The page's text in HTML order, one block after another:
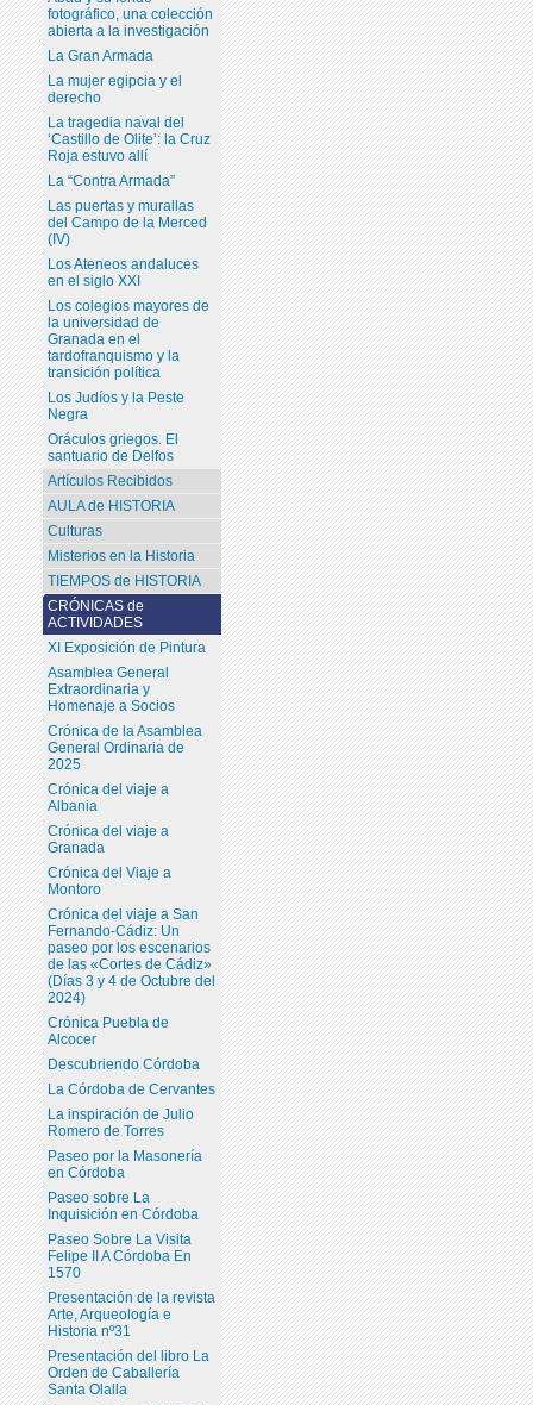
CRÓNICAS de
ACTIVIDADES
XI Exposición de Pintura
Asamblea General
Extraordinaria y
Homenaje a Socios
Crónica de la Asamblea
General Ordinaria de
2025
Crónica del viaje a
Albania
Crónica del viaje a
Granada
Crónica del Viaje a
Montoro
Crónica del viaje a San
Fernando-Cádiz: Un
paseo por los escenarios
de las «Cortes de Cádiz»
(Días 3 y 4 de Octubre del
2024)
Crónica Puebla de
Alcocer
Descubriendo Córdoba
La Córdoba de Cervantes
La inspiración de Julio
Romero de Torres
Paseo por la Masonería
en Córdoba
Paseo sobre La
Inquisición en Córdoba
Paseo Sobre La Visita
Felipe II A Córdoba En
1570
Presentación de la revista
Arte, Arqueología e
Historia nº31
Presentación del libro La
Orden de Caballería
Santa Olalla
fotográfico, una colección
abierta a la investigación
La Gran Armada
La mujer egipcia y el
derecho
La tragedia naval del
‘Castillo de Olite’: la Cruz
Roja estuvo allí
La “Contra Armada”
Las puertas y murallas
del Campo de la Merced
(IV)
Los Ateneos andaluces
en el siglo XXI
Los colegios mayores de
la universidad de
Granada en el
tardofranquismo y la
transición política
Los Judíos y la Peste
Negra
Oráculos griegos. El
santuario de Delfos
Artículos Recibidos
AULA de HISTORIA
Culturas
Misterios en la Historia
TIEMPOS de HISTORIA